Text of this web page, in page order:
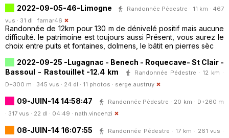
2022-09-05-46-Limogne
Randonnée Pédestre · 11 km · 467
vus · 31 dl · famar46
Randonnée de 12km pour 130 m de dénivelé positif mais aucune
difficulté. le patrimoine est toujours aussi Présent, vous aurez le
choix entre puits et fontaines, dolmens, le bâtit en pierres sèc
2022-09-25 -Lugagnac - Benech - Roquecave- St Clair -
Bassoul - Rastouillet -12.4 km
Randonnée Pédestre · 12 km ·
D+300 m · 345 vus · 24 dl · 11 photos · serge.austruy
09-JUIN-14 14:58:47
Randonnée Pédestre · 20 km · D+260 m
· 317 vus · 22 dl · 04:49 · nath.vincenzi
08-JUIN-14 16:07:55
Randonnée Pédestre · 17 km · 261 vus ·